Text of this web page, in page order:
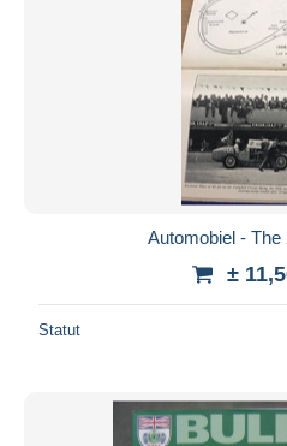
Automobiel - The
±
Statut